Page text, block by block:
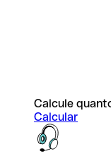
Calcule
Calcular